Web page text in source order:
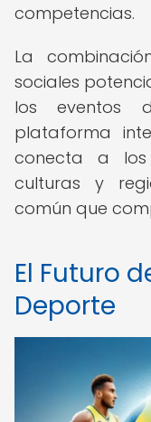
competencias.
La
sociales
los eventos
plataforma
conecta a los
culturas y
común que
El Futuro
Deporte